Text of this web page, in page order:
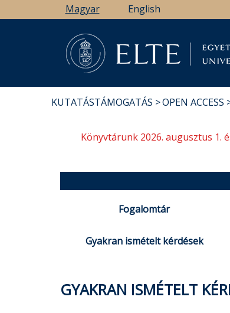
a
Magyar English
KUTATÁSTÁMOGATÁS OPEN ACCESS
Könyvtárunk 2026. augusztus 1.
Fogalomtár
Gyakran ismételt kérdések
GYAKRAN ISMÉTELT